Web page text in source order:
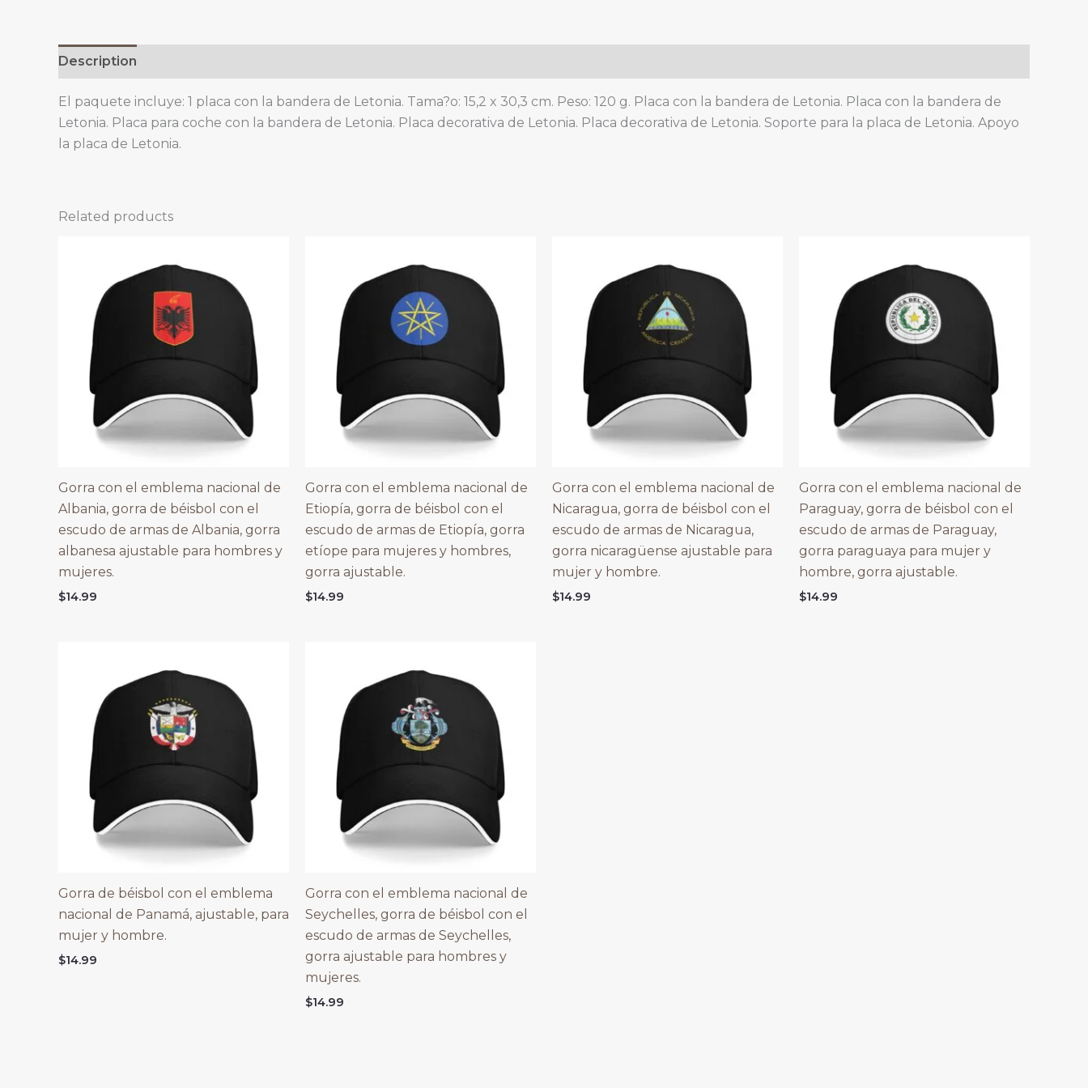
metal,
aluminio,
Description
El paquete incluye: 1 placa con la bandera de Letonia. Tama?o: 15,2 x 30,3 cm. Peso: 120 g. Placa con la bandera de Letonia. Placa con la bandera de
Letonia. Placa para coche con la bandera de Letonia. Placa decorativa de Letonia. Placa decorativa de Letonia. Soporte para la placa de Letonia. Apoyo
la placa de Letonia.
Related products
Gorra con el emblema nacional de
Albania, gorra de béisbol con el
escudo de armas de Albania, gorra
albanesa ajustable para hombres y
mujeres.
$14.99
Gorra con el emblema nacional de
Etiopía, gorra de béisbol con el
escudo de armas de Etiopía, gorra
etíope para mujeres y hombres,
gorra ajustable.
$14.99
Gorra con el emblema nacional de
Nicaragua, gorra de béisbol con el
escudo de armas de Nicaragua,
gorra nicaragüense ajustable para
mujer y hombre.
$14.99
Gorra con el emblema nacional de
Paraguay, gorra de béisbol con el
escudo de armas de Paraguay,
gorra paraguaya para mujer y
hombre, gorra ajustable.
$14.99
Gorra de béisbol con el emblema
nacional de Panamá, ajustable, para
mujer y hombre.
$14.99
Gorra con el emblema nacional de
Seychelles, gorra de béisbol con el
escudo de armas de Seychelles,
gorra ajustable para hombres y
mujeres.
$14.99